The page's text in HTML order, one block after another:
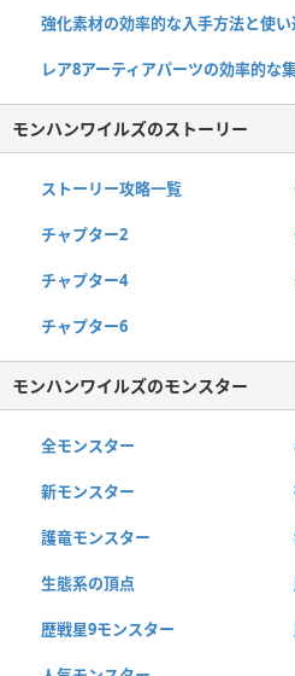
強化素材の効率的な入手方法と使い
レア8アーティアパーツの効率的な
モンハンワイルズのストーリー
ストーリー攻略一覧
チャプター2
チャプター4
チャプター6
モンハンワイルズのモンスター
全モンスター
新モンスター
護竜モンスター
生態系の頂点
歴戦星9モンスター